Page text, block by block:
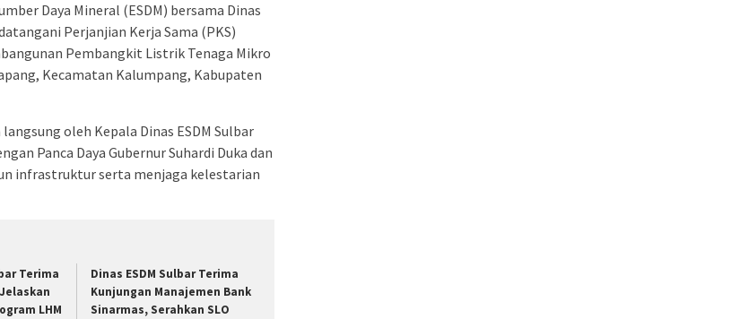
Daya Mineral (ESDM) bersama Dinas
Perjanjian Kerja Sama (PKS)
Pembangkit Listrik Tenaga Mikro
Kecamatan Kalumpang, Kabupaten
oleh Kepala Dinas ESDM Sulbar
Panca Daya Gubernur Suhardi Duka dan
infrastruktur serta menjaga kelestarian
Terima
LHM
Dinas ESDM Sulbar Terima
Kunjungan Manajemen Bank
Sinarmas, Serahkan SLO